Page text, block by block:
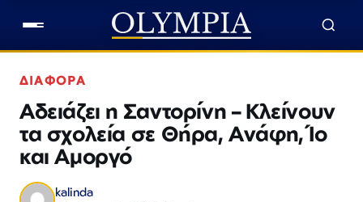
ΔΙΑΦΟΡΑ
Αδειάζει η Σαντορίνη – Κλείνουν
τα σχολεία σε Θήρα, Ανάφη, Ίο
και Αμοργό
kalinda